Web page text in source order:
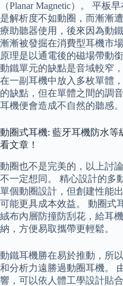
（Planar Magnetic）。 平板
是解析度不如動圈，而漸漸
療助聽器使用，後來因為動
漸漸被發掘在消費型耳機市
原理是以通電後的磁場帶動
動鐵單元的缺點是音域較窄
在一副耳機中放入多枚單體
的缺點，但在單體之間的調
耳機便會造成不自然的聽感。
動圈式耳機: 藍牙耳機防水
看文章！
動圈也不是完美的，以上討
不一定想同。 精心設計的多
單個動圈設計，但創建性能
可能更具成本效益。 動圈式
絨布內層防撞防刮花，給耳
納，方便易取攜帶更輕鬆。
動鐵耳機勝在易於推動，所
和分析力遠勝過動圈耳機。
響，可以依人體工學設計貼